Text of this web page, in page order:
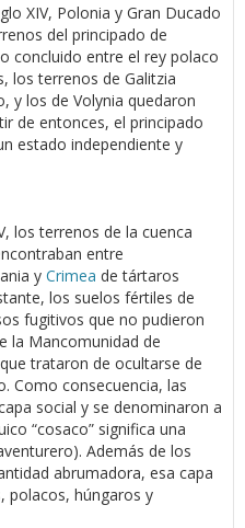
XIV, Polonia y Gran Ducado
del principado de
concluido entre el rey polaco
los terrenos de Galitzia
y los de Volynia quedaron
de entonces, el principado
estado independiente y
los terrenos de la cuenca
entre
y Crimea de tártaros
los suelos fértiles de
fugitivos que no pudieron
la Mancomunidad de
trataron de ocultarse de
Como consecuencia, las
social y se denominaron a
“cosaco” significa una
Además de los
abrumadora, esa capa
polacos, húngaros y